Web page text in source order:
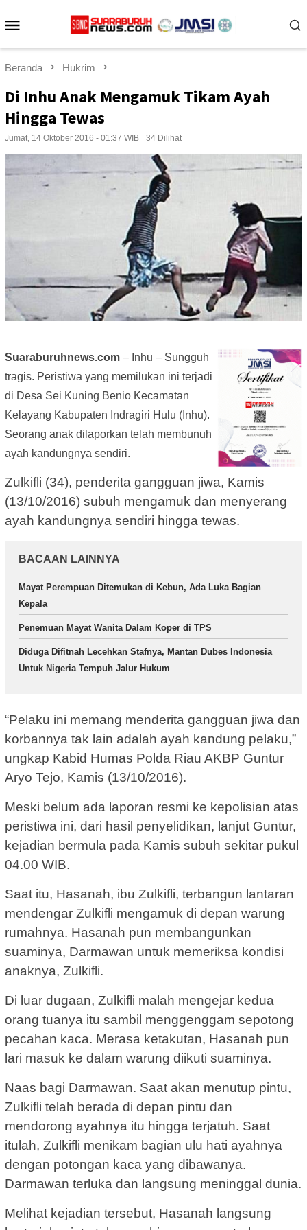
ke
Beranda Hukrim
Di Inhu Anak Mengamuk Tikam Ayah
Hingga Tewas
Jumat, 14 Oktober 2016 - 01:37 WIB 34 Dilihat
Suaraburuhnews.com – Inhu – Sungguh
tragis. Peristiwa yang memilukan ini terjadi
di Desa Sei Kuning Benio Kecamatan
Kelayang Kabupaten Indragiri Hulu (Inhu).
Seorang anak dilaporkan telah membunuh
ayah kandungnya sendiri.
Zulkifli (34), penderita gangguan jiwa, Kamis
(13/10/2016) subuh mengamuk dan menyerang
ayah kandungnya sendiri hingga tewas.
BACAAN LAINNYA
Mayat Perempuan Ditemukan di Kebun, Ada Luka Bagian
Kepala
Penemuan Mayat Wanita Dalam Koper di TPS
Diduga Difitnah Lecehkan Stafnya, Mantan Dubes Indonesia
Untuk Nigeria Tempuh Jalur Hukum
“Pelaku ini memang menderita gangguan jiwa dan
korbannya tak lain adalah ayah kandung pelaku,”
ungkap Kabid Humas Polda Riau AKBP Guntur
Aryo Tejo, Kamis (13/10/2016).
Meski belum ada laporan resmi ke kepolisian atas
peristiwa ini, dari hasil penyelidikan, lanjut Guntur,
kejadian bermula pada Kamis subuh sekitar pukul
04.00 WIB.
Saat itu, Hasanah, ibu Zulkifli, terbangun lantaran
mendengar Zulkifli mengamuk di depan warung
rumahnya. Hasanah pun membangunkan
suaminya, Darmawan untuk memeriksa kondisi
anaknya, Zulkifli.
Di luar dugaan, Zulkifli malah mengejar kedua
orang tuanya itu sambil menggenggam sepotong
pecahan kaca. Merasa ketakutan, Hasanah pun
lari masuk ke dalam warung diikuti suaminya.
Naas bagi Darmawan. Saat akan menutup pintu,
Zulkifli telah berada di depan pintu dan
mendorong ayahnya itu hingga terjatuh. ‎Saat
itulah, Zulkifli menikam bagian ulu hati ayahnya
dengan potongan kaca yang dibawanya.
Darmawan terluka dan langsung meninggal dunia.
Melihat kejadian tersebut, Hasanah langsung